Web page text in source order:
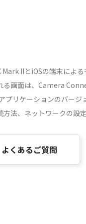
IIとiOSの端末による
る画面は、Camera
プリケーションのバージ
法、ネットワークの設
くあるご質問